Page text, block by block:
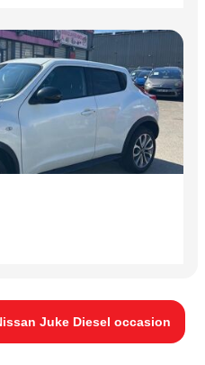
Juke Diesel occasion